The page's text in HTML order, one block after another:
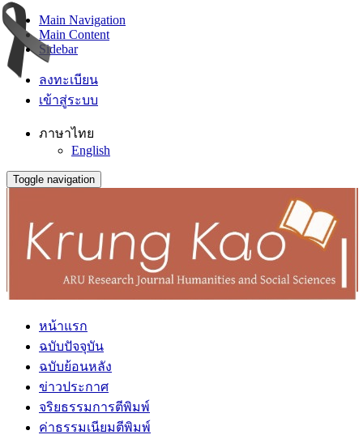
Main Navigation
Main Content
Sidebar
ลงทะเบียน
เข้าสู่ระบบ
ภาษาไทย
English
Toggle navigation
หน้าแรก
ฉบับปัจจุบัน
ฉบับย้อนหลัง
ข่าวประกาศ
จริยธรรมการตีพิมพ์
ค่าธรรมเนียมตีพิมพ์